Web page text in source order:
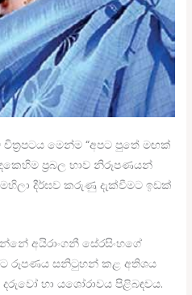
මෙන්ම “අපට පුතේ මඟක්
ප්‍රබල භාව නිරූපණයන්
දීර්ඝව කරුණු දැක්වීමට ඉඩක්
අයිරාංගනී සේරසිංහගේ
රූපණය සනිටුහන් කළ අතිශය
දරුවෝ හා යශෝරාවය පිළිබඳවය.